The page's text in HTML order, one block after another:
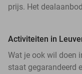
prijs. Het
Activiteiten in
Wat je ook wil doen
staat gegarandeerd